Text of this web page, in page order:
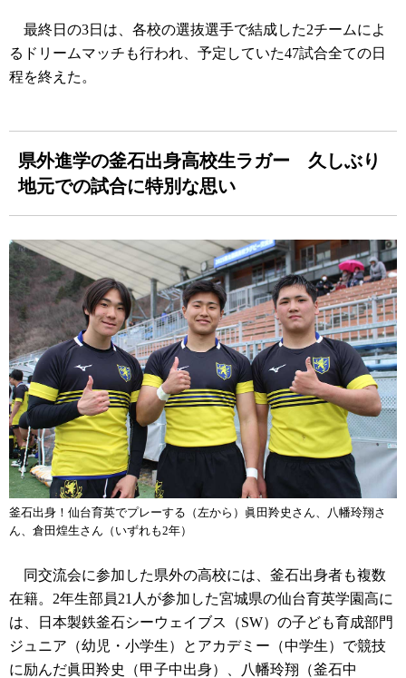
最終日の3日は、各校の選抜選手で結成した2チームによ
るドリームマッチも行われ、予定していた47試合全ての日
程を終えた。
県外進学の釜石出身高校生ラガー 久しぶり
地元での試合に特別な思い
釜石出身！仙台育英でプレーする（左から）眞田羚史さん、八幡玲翔さ
ん、倉田煌生さん（いずれも2年）
同交流会に参加した県外の高校には、釜石出身者も複数
在籍。2年生部員21人が参加した宮城県の仙台育英学園高に
は、日本製鉄釜石シーウェイブス（SW）の子ども育成部門
ジュニア（幼児・小学生）とアカデミー（中学生）で競技
に励んだ眞田羚史（甲子中出身）、八幡玲翔（釜石中